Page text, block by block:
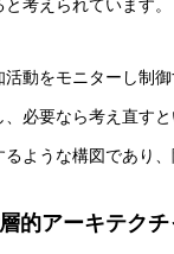
考えられています。
活動をモニターし制
必要なら考え直す
ような構図であり
的アーキテクチ